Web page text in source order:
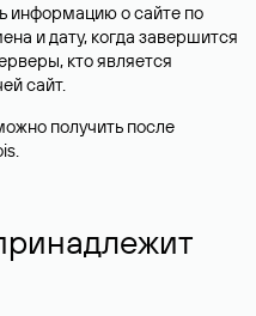
информацию о сайте по
и дату, когда завершится
кто является
сайт.
получить после